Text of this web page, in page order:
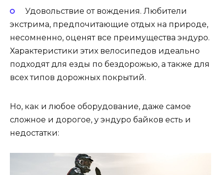
Удовольствие от вождения. Любители
экстрима, предпочитающие отдых на природе,
несомненно, оценят все преимущества эндуро.
Характеристики этих велосипедов идеально
подходят для езды по бездорожью, а также для
всех типов дорожных покрытий.
Но, как и любое оборудование, даже самое
сложное и дорогое, у эндуро байков есть и
недостатки: